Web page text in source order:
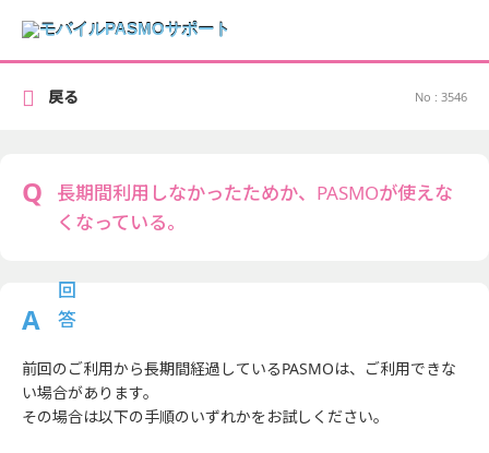
No : 3546
長期間利用しなかったためか、PASMOが使えな
くなっている。
前回のご利用から長期間経過しているPASMOは、ご利用できな
い場合があります。
その場合は以下の手順のいずれかをお試しください。
戻る